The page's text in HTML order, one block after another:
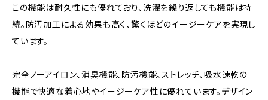
この機能は耐久性にも優れており、洗濯を繰り返しても機能は持
続。防汚加工による効果も高く、驚くほどのイージーケアを実現し
ています。
完全ノーアイロン、消臭機能、防汚機能、ストレッチ、吸水速乾の
機能で快適な着心地やイージーケア性に優れています。デザイン